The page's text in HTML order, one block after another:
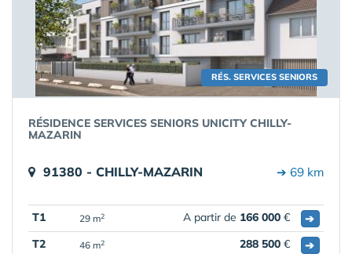
RÉS. SERVICES SENIORS
RÉSIDENCE SERVICES SENIORS UNICITY CHILLY-
MAZARIN
91380 - CHILLY-MAZARIN ➔ 69 km
T1 29 m2 A partir de 166 000 €
➔
T2
46 m2 288 500 €
➔